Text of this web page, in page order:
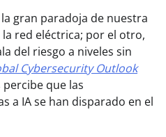
gran paradoja de nuestra
red eléctrica; por el otro,
del riesgo a niveles sin
Cybersecurity Outlook
percibe que las
a IA se han disparado en el